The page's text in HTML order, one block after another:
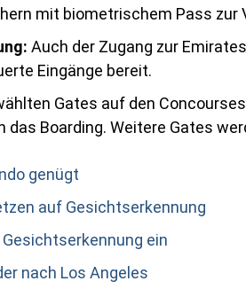
mit biometrischem Pass zur
Auch der Zugang zur
Eingänge bereit.
Gates auf den
Boarding. Weitere Gates
genügt
auf Gesichtserkennung
ein
nach Los Angeles